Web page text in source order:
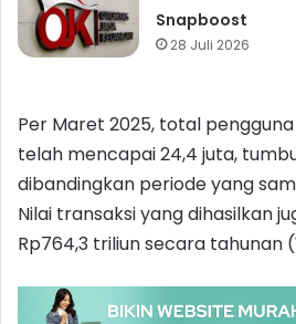
Snapboost
28 Juli 2026
Per Maret 2025, total
telah mencapai 24,4 juta,
dibandingkan periode yang
Nilai transaksi yang dihasilkan
Rp764,3 triliun secara tahunan